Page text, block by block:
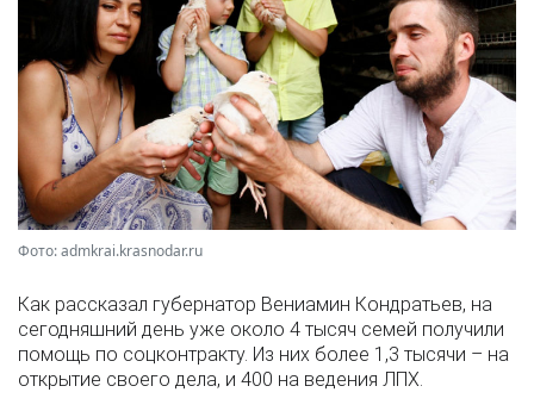
Фото: admkrai.krasnodar.ru
Как рассказал губернатор Вениамин Кондратьев, на
сегодняшний день уже около 4 тысяч семей получили
помощь по соцконтракту. Из них более 1,3 тысячи – на
открытие своего дела, и 400 на ведения ЛПХ.